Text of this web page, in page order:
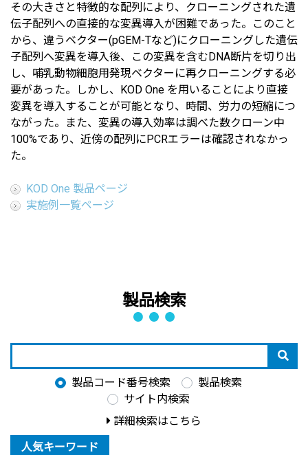
その大きさと特徴的な配列により、クローニングされた遺
伝子配列への直接的な変異導入が困難であった。このこと
から、違うベクター(pGEM-Tなど)にクローニングした遺伝
子配列へ変異を導入後、この変異を含むDNA断片を切り出
し、哺乳動物細胞用発現ベクターに再クローニングする必
要があった。しかし、KOD One を用いることにより直接
変異を導入することが可能となり、時間、労力の短縮につ
ながった。また、変異の導入効率は調べた数クローン中
100%であり、近傍の配列にPCRエラーは確認されなかっ
た。
KOD One 製品ページ
実施例一覧ページ
製品検索
製品コード番号検索
製品検索
サイト内検索
詳細検索はこちら
人気キーワード